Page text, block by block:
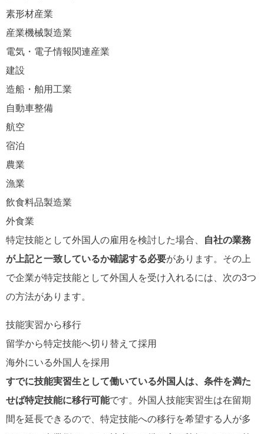
素形材産業
産業機械製造業
電気・電子情報関連産業
建設
造船・舶用工業
自動車整備
航空
宿泊
農業
漁業
飲食料品製造業
外食業
特定技能として外国人の雇用を検討した場合、
自社の業務
が上記と一致しているか確認する必要があります。その上
で企業が特定技能として外国人を受け入れるには、次の3つ
の方法があります。
技能実習から移行
留学から特定技能へ切り替えて採用
海外にいる外国人を採用
すでに技能実習生として働いている外国人は、条件を満た
せば特定技能に移行可能です。外国人技能実習生は在留期
間を延長できるので、特定技能への移行を希望する人が多